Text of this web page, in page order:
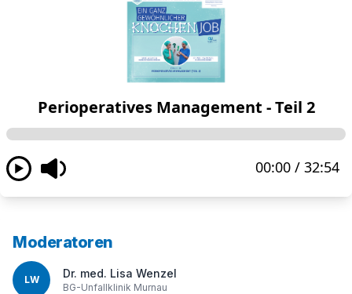
Moderatoren
LW Dr. med. Lisa Wenzel
BG-Unfallklinik Murnau